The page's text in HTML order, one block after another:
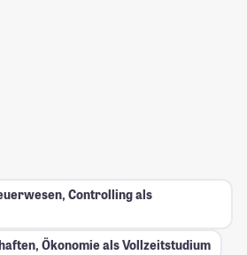
Controlling als
Ökonomie als Vollzeitstudium